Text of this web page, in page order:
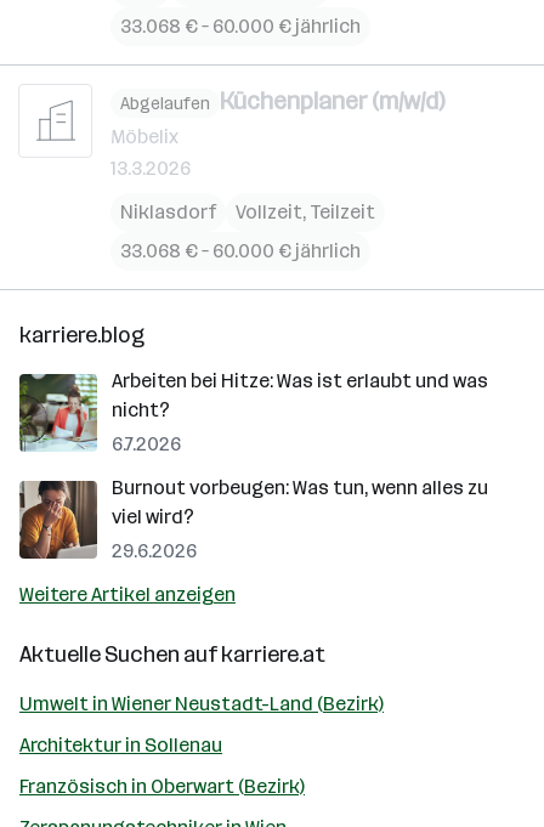
33.068 € – 60.000 € jährlich
Abgelaufen Küchenplaner (m/w/d)
Möbelix
13.3.2026
Niklasdorf
Vollzeit, Teilzeit
33.068 € – 60.000 € jährlich
karriere.blog
Arbeiten bei Hitze: Was ist erlaubt und was
nicht?
6.7.2026
Burnout vorbeugen: Was tun, wenn alles zu
viel wird?
29.6.2026
Weitere Artikel anzeigen
Aktuelle Suchen aufkarriere.at
Umwelt in Wiener Neustadt-Land (Bezirk)
Architektur in Sollenau
Französisch in Oberwart (Bezirk)